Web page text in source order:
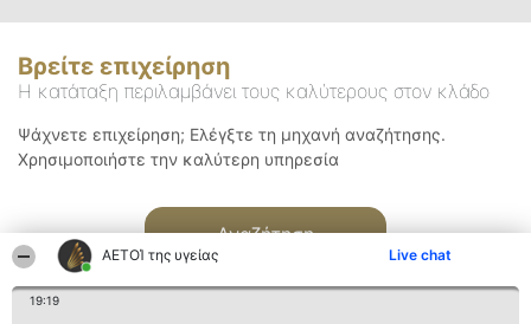
ΑΕΤΟΊ της υγείας Live chat
19:19
Βρείτε επιχείρηση
Η κατάταξη περιλαμβάνει τους καλύτερους στον κλάδο
Ψάχνετε επιχείρηση; Ελέγξτε τη μηχανή αναζήτησης.
Χρησιμοποιήστε την καλύτερη υπηρεσία
Αναζήτηση